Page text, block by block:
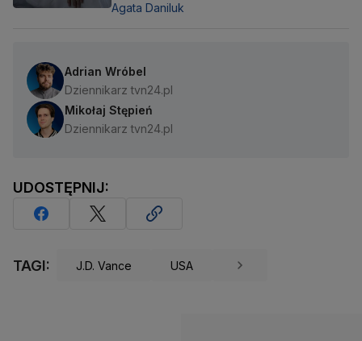
Agata Daniluk
Adrian Wróbel
Dziennikarz tvn24.pl
Mikołaj Stępień
Dziennikarz tvn24.pl
UDOSTĘPNIJ:
TAGI: J.D. Vance USA